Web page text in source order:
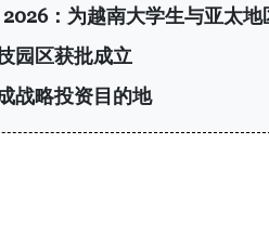
：为越南大学生与亚太
园区获批成立
战略投资目的地